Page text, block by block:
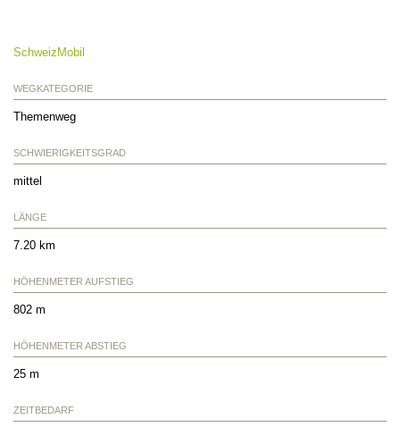
SchweizMobil
WEGKATEGORIE
Themenweg
SCHWIERIGKEITSGRAD
mittel
LÄNGE
7.20 km
HÖHENMETER AUFSTIEG
802 m
HÖHENMETER ABSTIEG
25 m
ZEITBEDARF